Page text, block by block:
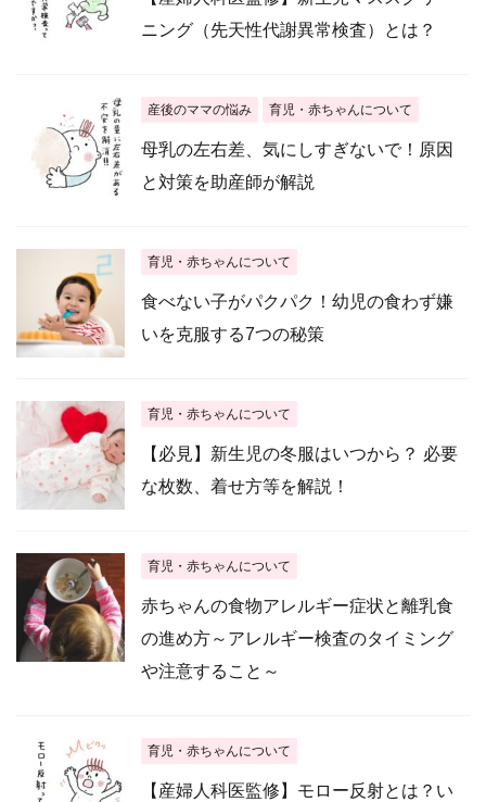
ニング（先天性代謝異常検査）とは？
産後のママの悩み 育児・赤ちゃんについて
母乳の左右差、気にしすぎないで！原因
と対策を助産師が解説
育児・赤ちゃんについて
食べない子がパクパク！幼児の食わず嫌
いを克服する7つの秘策
育児・赤ちゃんについて
【必見】新生児の冬服はいつから？ 必要
な枚数、着せ方等を解説！
育児・赤ちゃんについて
赤ちゃんの食物アレルギー症状と離乳食
の進め方～アレルギー検査のタイミング
や注意すること～
育児・赤ちゃんについて
【産婦人科医監修】モロー反射とは？い